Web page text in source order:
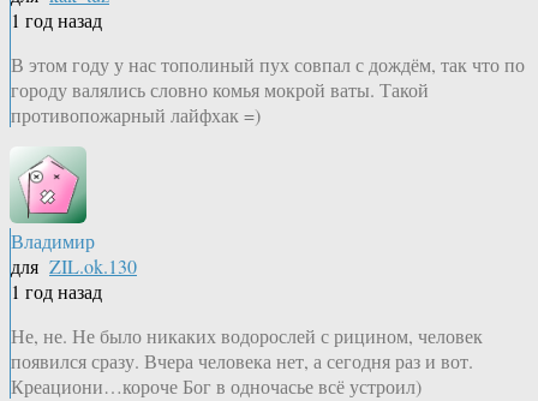
1 год назад
В этом году у нас тополиный пух совпал с дождём, так что по
городу валялись словно комья мокрой ваты. Такой
противопожарный лайфхак =)
Владимир
для ZIL.ok.130
1 год назад
Не, не. Не было никаких водорослей с рицином, человек
появился сразу. Вчера человека нет, а сегодня раз и вот.
Креациони…короче Бог в одночасье всё устроил)